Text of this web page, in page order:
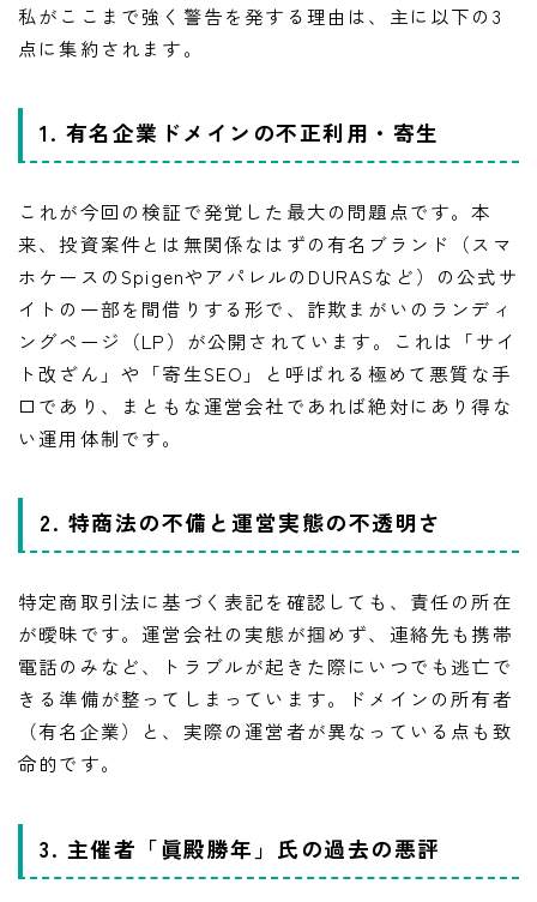
私がここまで強く警告を発する理由は、主に以下の3
点に集約されます。
1. 有名企業ドメインの不正利用・寄生
これが今回の検証で発覚した最大の問題点です。本
来、投資案件とは無関係なはずの有名ブランド（スマ
ホケースのSpigenやアパレルのDURASなど）の公式サ
イトの一部を間借りする形で、詐欺まがいのランディ
ングページ（LP）が公開されています。これは「サイ
ト改ざん」や「寄生SEO」と呼ばれる極めて悪質な手
口であり、まともな運営会社であれば絶対にあり得な
い運用体制です。
2. 特商法の不備と運営実態の不透明さ
特定商取引法に基づく表記を確認しても、責任の所在
が曖昧です。運営会社の実態が掴めず、連絡先も携帯
電話のみなど、トラブルが起きた際にいつでも逃亡で
きる準備が整ってしまっています。ドメインの所有者
（有名企業）と、実際の運営者が異なっている点も致
命的です。
3. 主催者「眞殿勝年」氏の過去の悪評